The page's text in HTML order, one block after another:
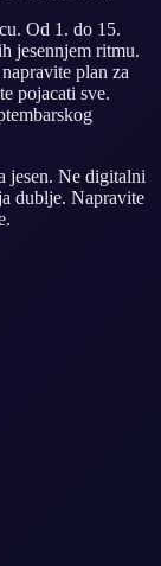
Od 1. do 15.
jesennjem ritmu.
plan za
pojacati sve.
jesen. Ne digitalni
dublje. Napravite